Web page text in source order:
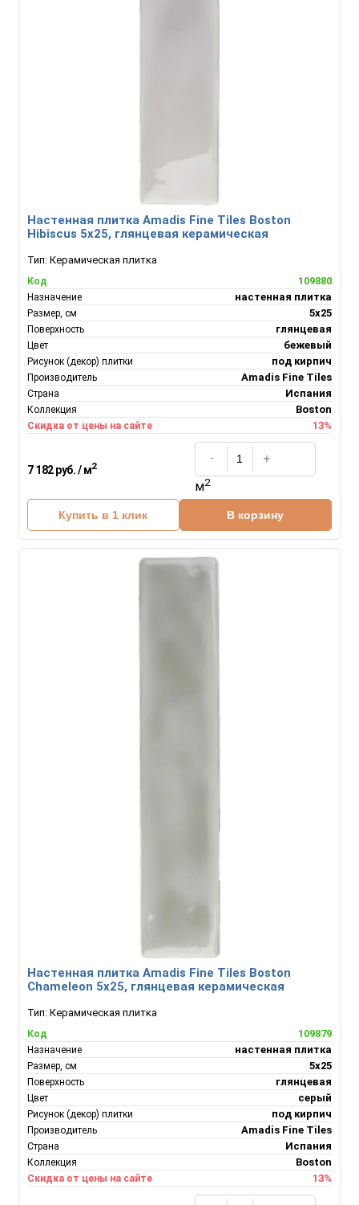
Настенная плитка Amadis Fine Tiles Boston
Hibiscus 5x25, глянцевая керамическая
Тип: Керамическая плитка
Код 109880
Назначение настенная плитка
Размер, см 5x25
Поверхность глянцевая
Цвет бежевый
Рисунок (декор) плитки под кирпич
Производитель Amadis Fine Tiles
Страна Испания
Коллекция Boston
Скидка от цены на сайте 13%
7 182 руб. / м2
м2
Купить в 1 клик В корзину
Настенная плитка Amadis Fine Tiles Boston
Chameleon 5x25, глянцевая керамическая
Тип: Керамическая плитка
Код 109879
Назначение настенная плитка
Размер, см 5x25
Поверхность глянцевая
Цвет серый
Рисунок (декор) плитки под кирпич
Производитель Amadis Fine Tiles
Страна Испания
Коллекция Boston
Скидка от цены на сайте 13%